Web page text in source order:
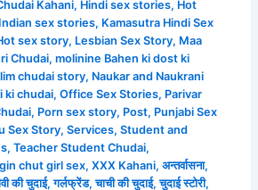
Kahani, Hindi sex stories, Hot
Indian sex stories, Kamasutra Hindi Sex
sex story, Lesbian Sex Story, Maa
Chudai,molinine Bahen ki dost ki
chudai story, Naukar and Naukrani
ki chudai,Office Sex Stories, Parivar
, Porn sex story, Post, Punjabi Sex
Sex Story,Services,Student and
,Teacher Student Chudai,
chut girl sex,XXX Kahani,अन्तर्वासना,
की चुदाई,गर्लफ्रेंड,चाची की चुदाई,चुदाई स्टोरी,